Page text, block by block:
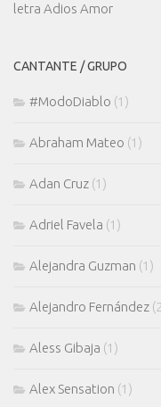
letra Adios Amor
CANTANTE / GRUPO
#ModoDiablo (1)
Abraham Mateo (1)
Adan Cruz (1)
Adriel Favela (1)
Alejandra Guzman (1)
Alejandro Fernández
Aless Gibaja (1)
Alex Sensation (1)